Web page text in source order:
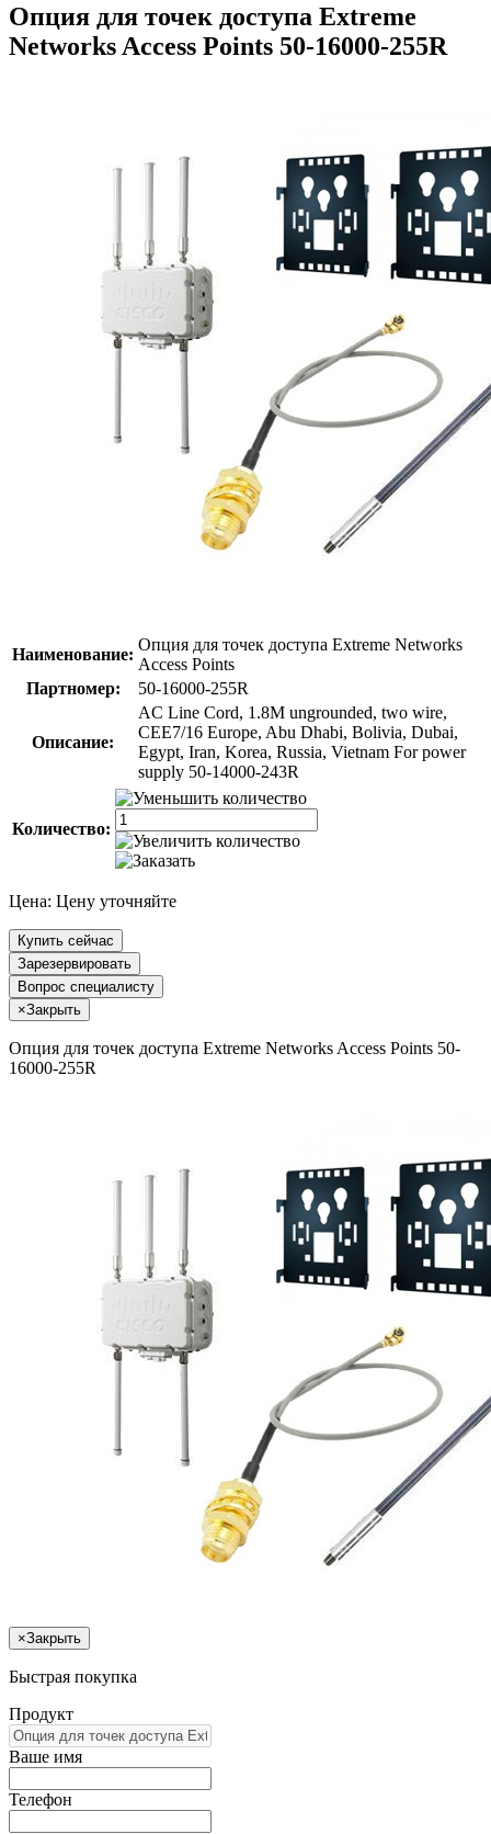
Опция для точек доступа Extreme
Networks Access Points 50-16000-255R
Наименование:
Опция для точек доступа Extreme Networks
Access Points
Партномер:
50-16000-255R
Описание:
AC Line Cord, 1.8M ungrounded, two wire,
CEE7/16 Europe, Abu Dhabi, Bolivia, Dubai,
Egypt, Iran, Korea, Russia, Vietnam For power
supply 50-14000-243R
Количество:
Цена: Цену уточняйте
Купить сейчас
Зарезервировать
Вопрос специалисту
×Закрыть
Опция для точек доступа Extreme Networks Access Points 50-
16000-255R
×Закрыть
Быстрая покупка
Продукт
Ваше имя
Телефон